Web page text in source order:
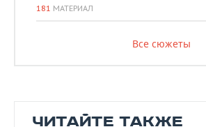
181 МАТЕРИАЛ
Все сюжеты
ЧИТАЙТЕ ТАКЖЕ